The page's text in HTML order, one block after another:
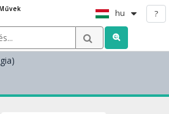
hu ?